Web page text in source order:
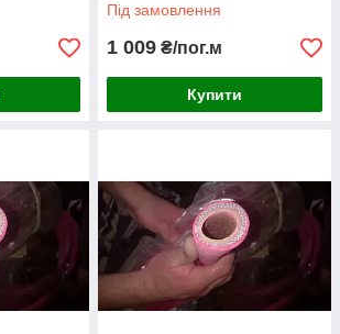
Під замовлення
1 009 ₴/пог.м
Купити